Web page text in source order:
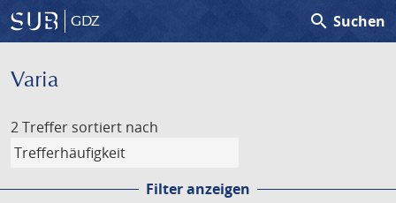
GDZ search Suchen
Varia
2 Treffer sortiert nach
Filter anzeigen